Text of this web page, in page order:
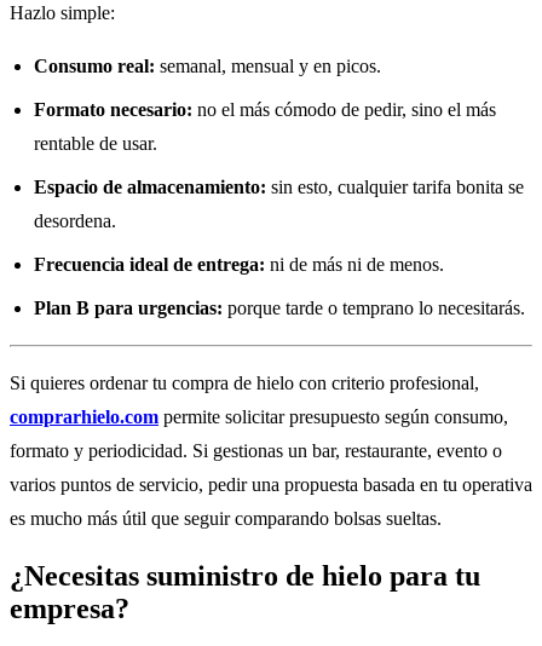
Hazlo simple:
Consumo real: semanal, mensual y en picos.
Formato necesario: no el más cómodo de pedir, sino el más
rentable de usar.
Espacio de almacenamiento: sin esto, cualquier tarifa bonita se
desordena.
Frecuencia ideal de entrega: ni de más ni de menos.
Plan B para urgencias: porque tarde o temprano lo necesitarás.
Si quieres ordenar tu compra de hielo con criterio profesional,
comprarhielo.com permite solicitar presupuesto según consumo,
formato y periodicidad. Si gestionas un bar, restaurante, evento o
varios puntos de servicio, pedir una propuesta basada en tu operativa
es mucho más útil que seguir comparando bolsas sueltas.
¿Necesitas suministro de hielo para tu
empresa?